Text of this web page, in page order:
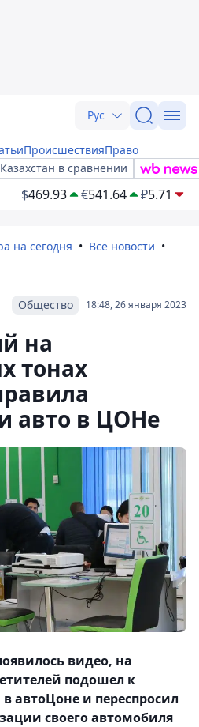
Рус
ПроисшествияПраво
в сравнении
$469.93 €541.64 ₽5.71
на сегодня
Все новости
18:48, 26 января 2023
Общество
на
тонах
авто в ЦОНе
видео, на
подошел к
автоЦоне и переспросил
своего автомобиля